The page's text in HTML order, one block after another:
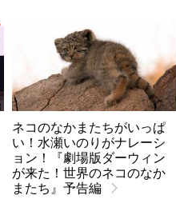
ネコのなかまたちがいっぱ
い！水瀬いのりがナレーシ
ョン！『劇場版ダーウィン
が来た！世界のネコのなか
またち』予告編